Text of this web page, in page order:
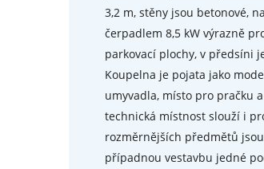
3,2 m, stěny jsou betonové,
čerpadlem 8,5 kW výrazně
parkovací plochy, v předsíni
Koupelna je pojata jako
umyvadla, místo pro pračku
technická místnost slouží i
rozměrnějších předmětů
případnou vestavbu jedné